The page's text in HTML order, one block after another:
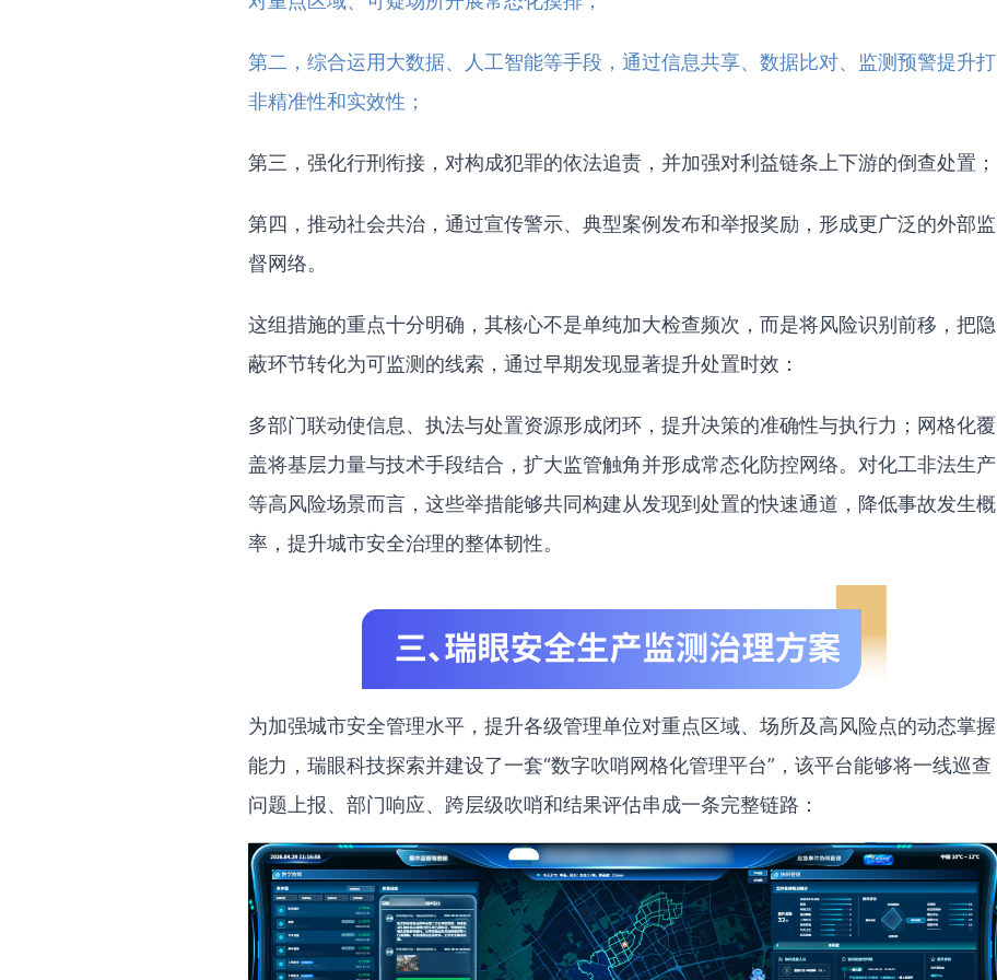
第二，综合运用大数据、人工智能等手段，通过信息共享、数据比对、监测预警提升打
非精准性和实效性；
第三，强化行刑衔接，对构成犯罪的依法追责，并加强对利益链条上下游的倒查处置；
第四，推动社会共治，通过宣传警示、典型案例发布和举报奖励，形成更广泛的外部监
督网络。
这组措施的重点十分明确，其核心不是单纯加大检查频次，而是将风险识别前移，把隐
蔽环节转化为可监测的线索，通过早期发现显著提升处置时效：
多部门联动使信息、执法与处置资源形成闭环，提升决策的准确性与执行力；网格化覆
盖将基层力量与技术手段结合，扩大监管触角并形成常态化防控网络。对化工非法生产
等高风险场景而言，这些举措能够共同构建从发现到处置的快速通道，降低事故发生概
率，提升城市安全治理的整体韧性。
为加强城市安全管理水平，提升各级管理单位对重点区域、场所及高风险点的动态掌握
能力，瑞眼科技探索并建设了一套“数字吹哨网格化管理平台”，该平台能够将一线巡查
问题上报、部门响应、跨层级吹哨和结果评估串成一条完整链路：